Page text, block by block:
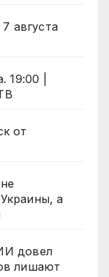
августа
19:00 |
от
а
довел
лишают